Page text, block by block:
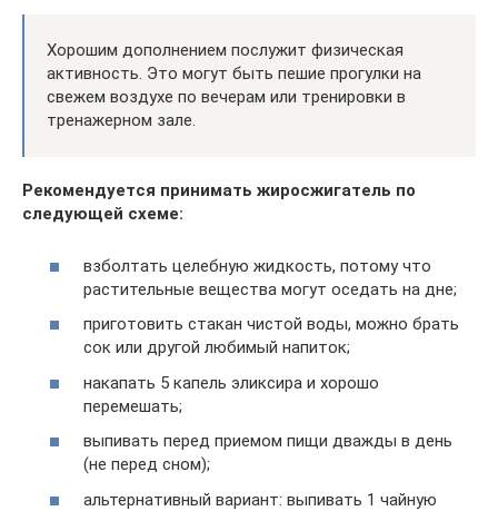
Хорошим дополнением послужит физическая
активность. Это могут быть пешие прогулки на
свежем воздухе по вечерам или тренировки в
тренажерном зале.
Рекомендуется принимать жиросжигатель по
следующей схеме:
взболтать целебную жидкость, потому что
растительные вещества могут оседать на дне;
приготовить стакан чистой воды, можно брать
сок или другой любимый напиток;
накапать 5 капель эликсира и хорошо
перемешать;
выпивать перед приемом пищи дважды в день
(не перед сном);
альтернативный вариант: выпивать 1 чайную